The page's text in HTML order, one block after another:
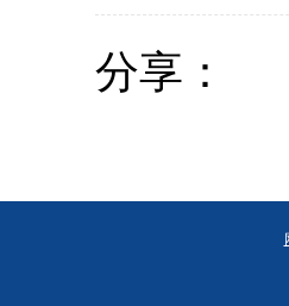
分享：